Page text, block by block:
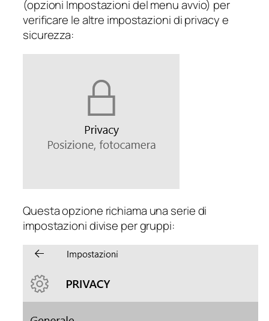
(opzioni Impostazionidel menu avvio) per
verificare le altre impostazioni di privacy e
sicurezza:
Questa opzione richiama una serie di
impostazioni divise per gruppi: